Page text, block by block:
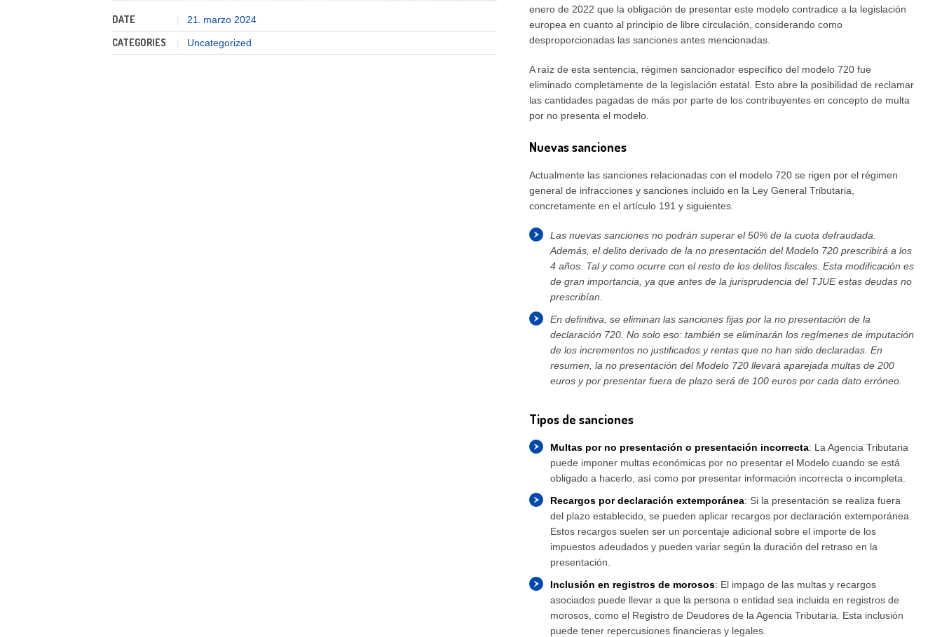
DATE 21 . marzo 2024
CATEGORIES Uncategorized
enero de 2022 que la obligación de presentar este modelo contradice a la legislación
europea en cuanto al principio de libre circulación, considerando como
desproporcionadas las sanciones antes mencionadas.
A raíz de esta sentencia, régimen sancionador específico del modelo 720 fue
eliminado completamente de la legislación estatal. Esto abre la posibilidad de reclamar
las cantidades pagadas de más por parte de los contribuyentes en concepto de multa
por no presenta el modelo.
Nuevas sanciones
Actualmente las sanciones relacionadas con el modelo 720 se rigen por el régimen
general de infracciones y sanciones incluido en la Ley General Tributaria,
concretamente en el artículo 191 y siguientes.
Las nuevas sanciones no podrán superar el 50% de la cuota defraudada.
Además, el delito derivado de la no presentación del Modelo 720 prescribirá a los
4 años. Tal y como ocurre con el resto de los delitos fiscales. Esta modificación es
de gran importancia, ya que antes de la jurisprudencia del TJUE estas deudas no
prescribían.
En definitiva, se eliminan las sanciones fijas por la no presentación de la
declaración 720. No solo eso: también se eliminarán los regímenes de imputación
de los incrementos no justificados y rentas que no han sido declaradas. En
resumen, la no presentación del Modelo 720 llevará aparejada multas de 200
euros y por presentar fuera de plazo será de 100 euros por cada dato erróneo.
Tipos de sanciones
Multas por no presentación o presentación incorrecta: La Agencia Tributaria
puede imponer multas económicas por no presentar el Modelo cuando se está
obligado a hacerlo, así como por presentar información incorrecta o incompleta.
Recargos por declaración extemporánea: Si la presentación se realiza fuera
del plazo establecido, se pueden aplicar recargos por declaración extemporánea.
Estos recargos suelen ser un porcentaje adicional sobre el importe de los
impuestos adeudados y pueden variar según la duración del retraso en la
presentación.
Inclusión en registros de morosos: El impago de las multas y recargos
asociados puede llevar a que la persona o entidad sea incluida en registros de
morosos, como el Registro de Deudores de la Agencia Tributaria. Esta inclusión
puede tener repercusiones financieras y legales.